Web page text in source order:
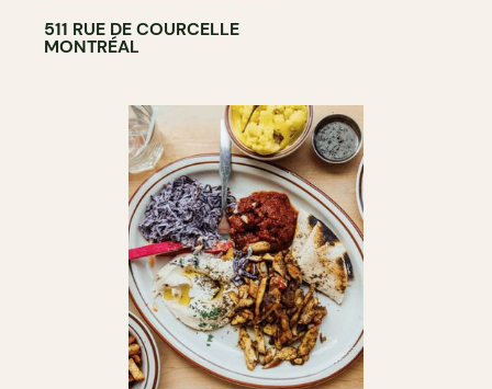
511 RUE DE COURCELLE
MONTRÉAL